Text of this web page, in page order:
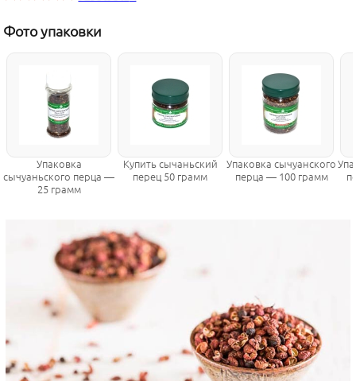
Фото упаковки
Упаковка
сычуаньского перца —
25 грамм
Купить сычаньский
перец 50 грамм
Упаковка сычуанского
перца — 100 грамм